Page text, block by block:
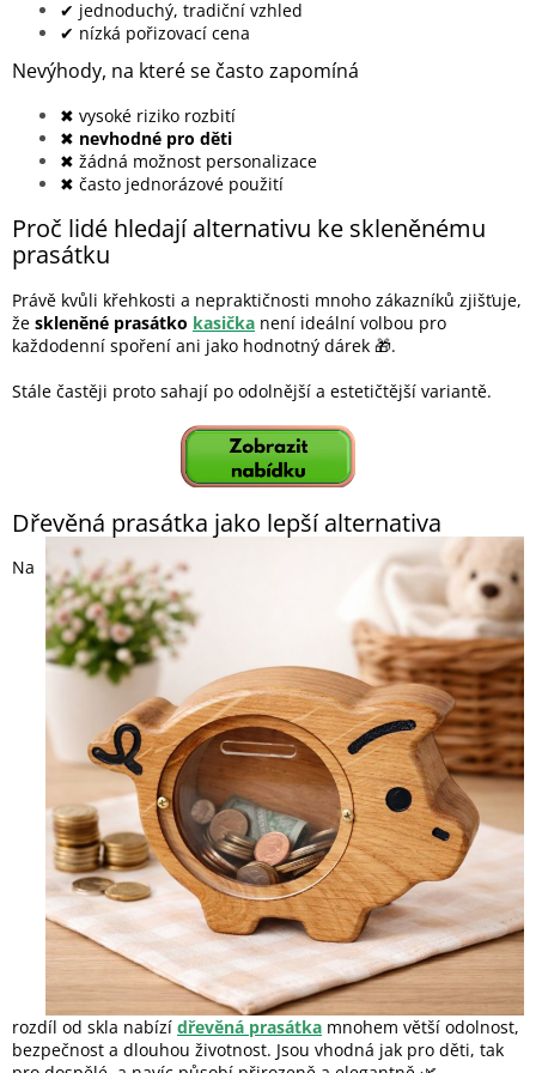
✔ jednoduchý, tradiční vzhled
✔ nízká pořizovací cena
Nevýhody, na které se často zapomíná
✖ vysoké riziko rozbití
✖ nevhodné pro děti
✖ žádná možnost personalizace
✖ často jednorázové použití
Proč lidé hledají alternativu ke skleněnému
prasátku
Právě kvůli křehkosti a nepraktičnosti mnoho zákazníků zjišťuje,
že skleněné prasátko kasička není ideální volbou pro
každodenní spoření ani jako hodnotný dárek 🎁.
Stále častěji proto sahají po odolnější a estetičtější variantě.
Dřevěná prasátka jako lepší alternativa
Na
rozdíl od skla nabízí dřevěná prasátka mnohem větší odolnost,
bezpečnost a dlouhou životnost. Jsou vhodná jak pro děti, tak